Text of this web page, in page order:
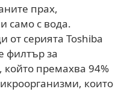
прах,
само с вода.
от серията Toshiba
филтър за
който премахва 94%
които